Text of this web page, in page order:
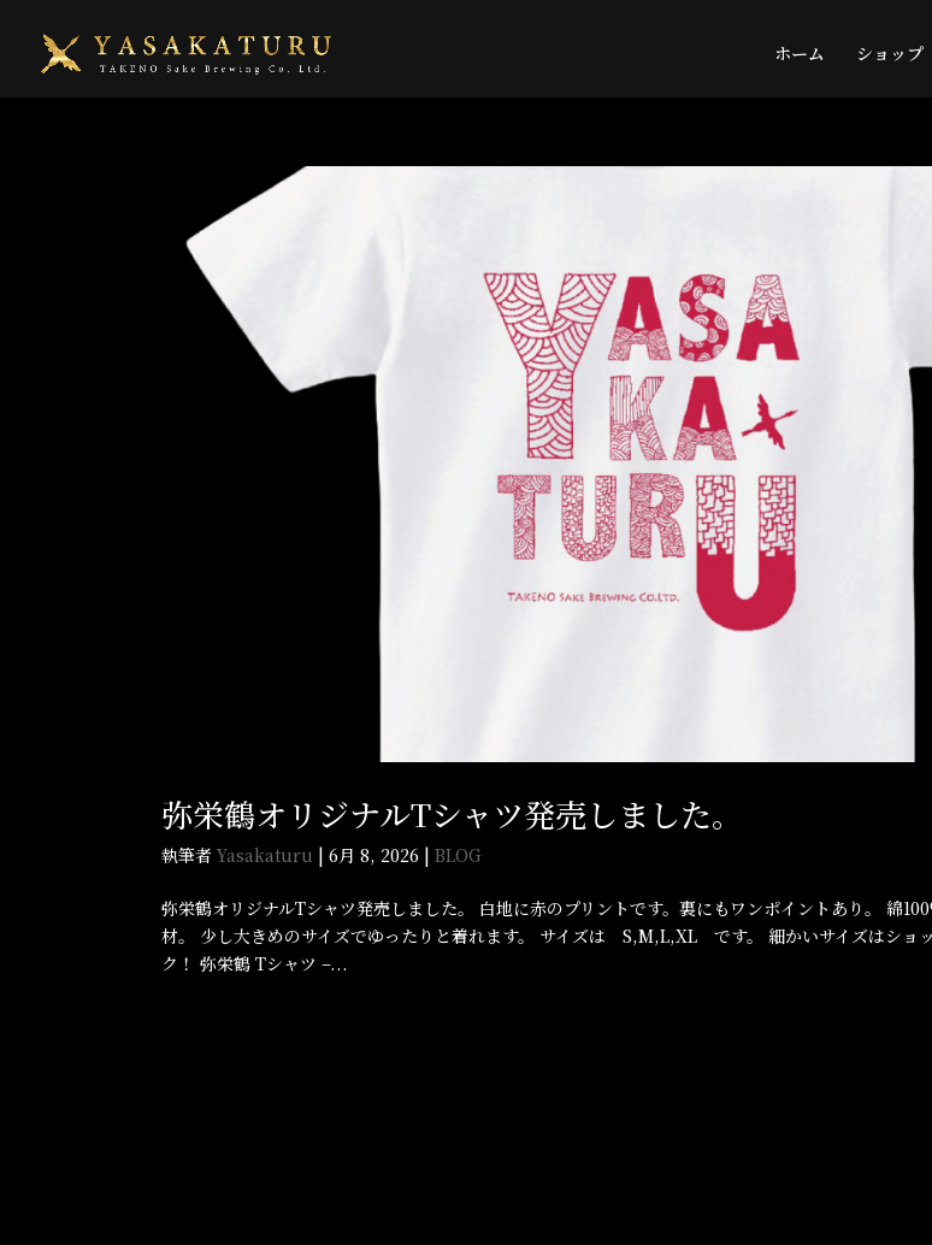
ホーム ショップ
弥栄鶴オリジナルTシャツ発売しました。
執筆者Yasakaturu |6月 8, 2026 |BLOG
弥栄鶴オリジナルTシャツ発売しました。 白地に赤のプリントです。裏にもワンポイントあり。 綿
材。 少し大きめのサイズでゆったりと着れます。 サイズは S,M,L,XL です。 細かいサイズはショ
ク！ 弥栄鶴 Tシャツ –...